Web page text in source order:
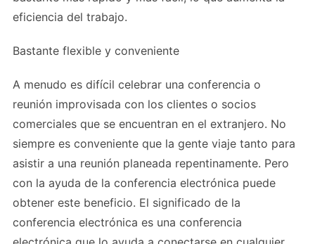
eficiencia del trabajo.
Bastante flexible y conveniente
A menudo es difícil celebrar una conferencia o
reunión improvisada con los clientes o socios
comerciales que se encuentran en el extranjero. No
siempre es conveniente que la gente viaje tanto para
asistir a una reunión planeada repentinamente. Pero
con la ayuda de la conferencia electrónica puede
obtener este beneficio. El significado de la
conferencia electrónica es una conferencia